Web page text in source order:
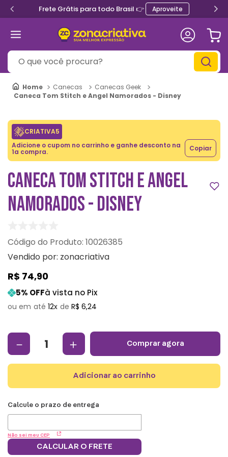
Frete Grátis para todo Brasil 👉 Aproveite
O que você procura?
Canecas
Canecas Geek
Caneca Tom Stitch e Angel Namorados - Disney
CRIATIVA5
Adicione o cupom no carrinho e ganhe desconto na
1a compra. Copiar
CANECA TOM STITCH E ANGEL
NAMORADOS - DISNEY
: 10026385
Vendido por: zonacriativa
R$ 74,90
5% OFFà vista no Pix
12 R$ 6,24
＋
－ comprar agora
adicionar ao carrinho
Não sei meu CEP
CALCULAR O FRETE